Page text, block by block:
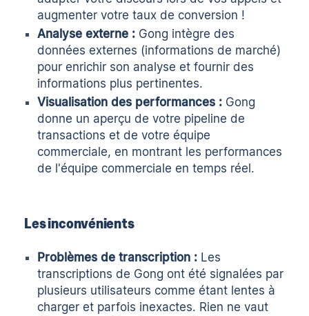
augmenter votre taux de conversion !
Analyse externe : Gong intègre des
données externes (informations de marché)
pour enrichir son analyse et fournir des
informations plus pertinentes.
Visualisation des performances : Gong
donne un aperçu de votre pipeline de
transactions et de votre équipe
commerciale, en montrant les performances
de l'équipe commerciale en temps réel.
Les inconvénients
Problèmes de transcription : Les
transcriptions de Gong ont été signalées par
plusieurs utilisateurs comme étant lentes à
charger et parfois inexactes. Rien ne vaut